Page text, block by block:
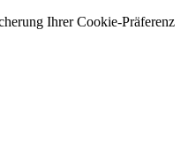
Ihrer Cookie-Präferenz